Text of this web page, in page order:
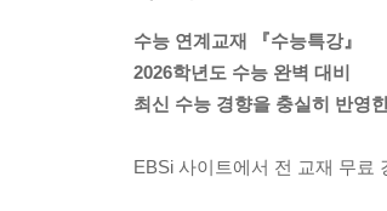
수능 연계교재 『수능특강』
2026학년도 수능 완벽 대비
최신 수능 경향을 충실히 반영
EBSi 사이트에서 전 교재 무료